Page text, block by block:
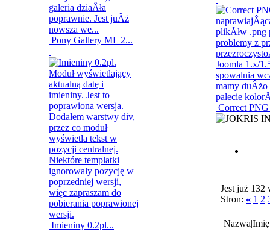
Pony Gallery ML 2...
Imieniny 0.2pl...
Correct
Jest już 132
Stron: « 1 2